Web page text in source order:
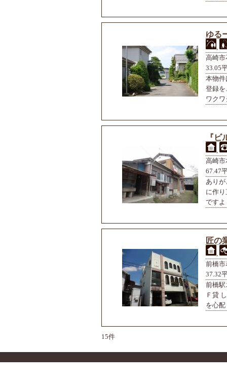
ゆる
,
高崎市
33.05
本物件
登録を
ワクワ
『
,
高崎市
67.47
ありが
に作
ですよ
匠の
,
前橋市
37.32
前橋駅
Ｆ貸
を心配
15件